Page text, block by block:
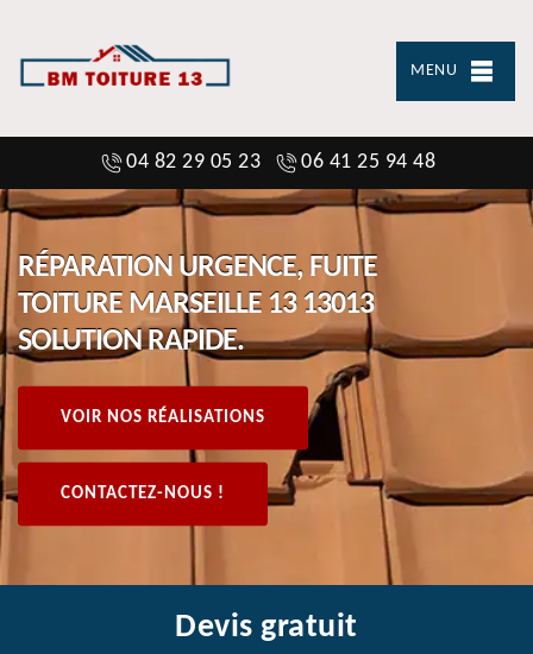
MENU
04 82 29 05 23 06 41 25 94 48
RÉPARATION URGENCE, FUITE
TOITURE MARSEILLE 13 13013
SOLUTION RAPIDE.
VOIR NOS RÉALISATIONS
CONTACTEZ-NOUS !
Devis gratuit